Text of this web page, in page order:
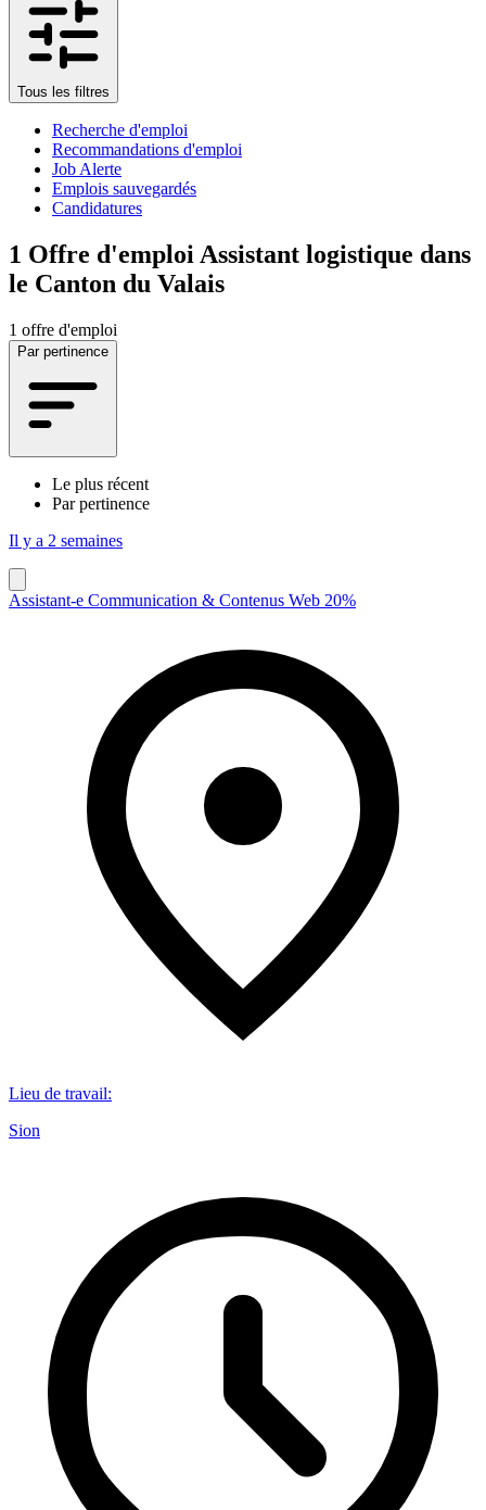
Tous les filtres
Recherche d'emploi
Recommandations d'emploi
Job Alerte
Emplois sauvegardés
Candidatures
1 Offre d'emploi Assistant logistique dans
le Canton du Valais
1 offre d'emploi
Par pertinence
Le plus récent
Par pertinence
Il y a 2 semaines
Assistant-e Communication & Contenus Web 20%
Lieu de travail:
Sion